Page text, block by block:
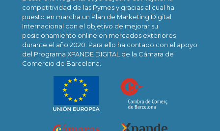
competitividad de las Pymes y gracias al cual ha
puesto en marcha un Plan de Marketing Digital
Internacional con el objetivo de mejorar su
posicionamiento online en mercados exteriores
durante el año 2020. Para ello ha contado con el apoyo
del Programa XPANDE DIGITAL de la Cámara de
Comercio de Barcelona.